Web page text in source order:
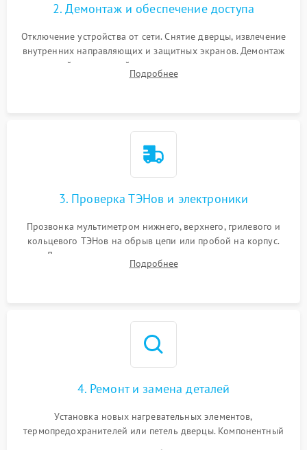
2. Демонтаж и обеспечение доступа
Отключение устройства от сети. Снятие дверцы, извлечение
внутренних направляющих и защитных экранов. Демонтаж
задней или верхней панели для прямого доступа к
нагревательным элементам, плате и вентиляторам.
Подробнее
3. Проверка ТЭНов и электроники
Прозвонка мультиметром нижнего, верхнего, грилевого и
кольцевого ТЭНов на обрыв цепи или пробой на корпус.
Диагностика термостата, датчиков температуры,
переключателя режимов и мотора конвекции.
Подробнее
4. Ремонт и замена деталей
Установка новых нагревательных элементов,
термопредохранителей или петель дверцы. Компонентный